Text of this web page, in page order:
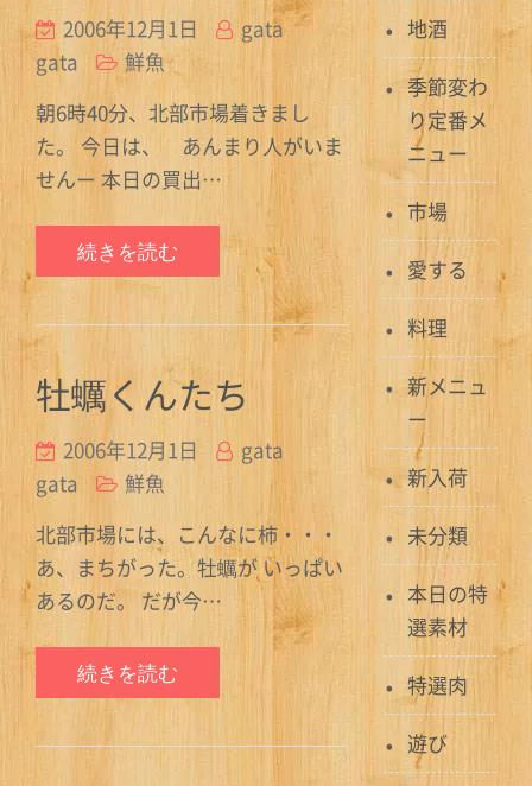
2006年12月1日
gata
gata
鮮魚
朝6時40分、北部市場着きまし
た。 今日は、 あんまり人がいま
せんー 本日の買出…
続きを読む
牡蠣くんたち
2006年12月1日
gata
gata
鮮魚
北部市場には、こんなに柿・・・
あ、まちがった。牡蠣が いっぱい
あるのだ。 だが今…
続きを読む
地酒
季節変わ
り定番メ
ニュー
市場
愛する
料理
新メニュ
ー
新入荷
未分類
本日の特
選素材
特選肉
遊び